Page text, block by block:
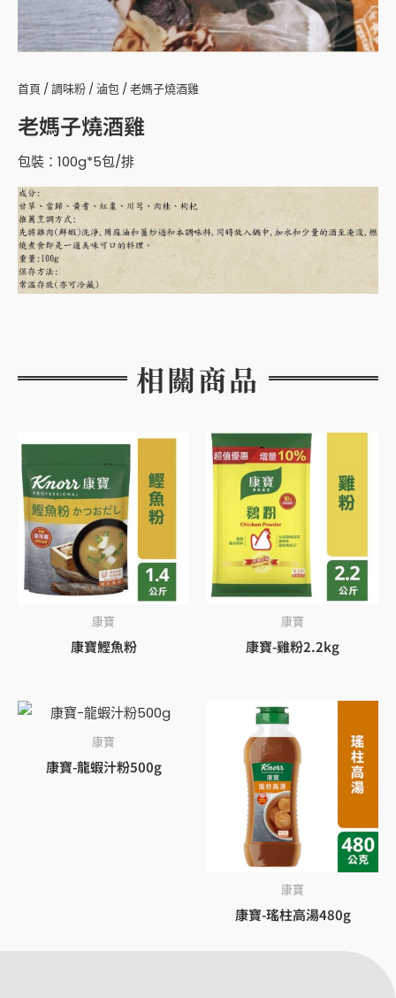
首頁 / 調味粉 / 滷包 / 老媽子燒酒雞
老媽子燒酒雞
包裝：100g*5包/排
相關商品
康寶
康寶鰹魚粉
康寶
康寶-雞粉2.2kg
康寶
康寶-龍蝦汁粉500g
康寶
康寶-瑤柱高湯480g